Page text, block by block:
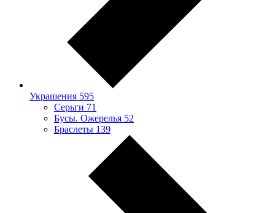
Украшения 595
Серьги 71
Бусы. Ожерелья 52
Браслеты 139